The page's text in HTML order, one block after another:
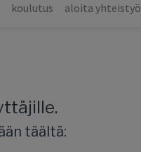
koulutus aloita yhteistyö
täältä: